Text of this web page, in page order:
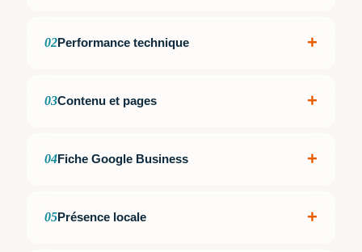
02Performance technique +
03Contenu et pages +
04Fiche Google Business +
05Présence locale +